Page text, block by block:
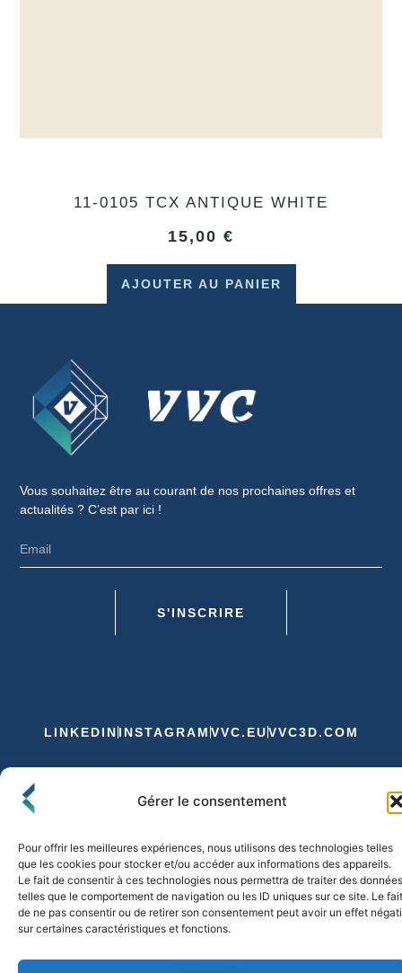
Gérer le consentement
Pour offrir les meilleures expériences, nous utilisons des technologies telles
que les cookies pour stocker et/ou accéder aux informations des appareils.
Le fait de consentir à ces technologies nous permettra de traiter des données
telles que le comportement de navigation ou les ID uniques sur ce site. Le fait
de ne pas consentir ou de retirer son consentement peut avoir un effet
sur certaines caractéristiques et fonctions.
11-0105 TCX ANTIQUE WHITE
15,00 €
AJOUTER AU PANIER
Vous souhaitez être au courant de nos prochaines offres et
actualités ? C’est par ici !
S'INSCRIRE
LINKEDIN INSTAGRAM VVC.EUVVC3D.COM
Politique de Confidentialité et de CookiesExpédition et Livraison
© 2026 FLO & CO. All Rights Reserved